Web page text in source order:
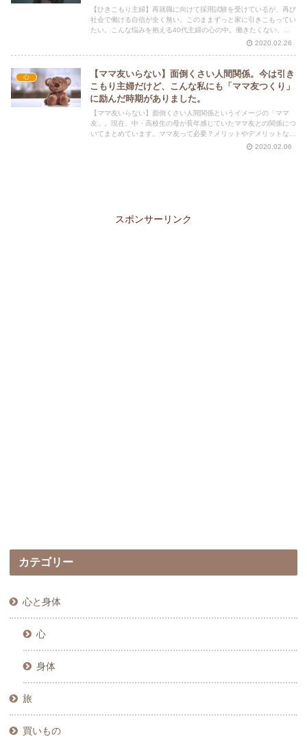
【ひきこもり主婦】再就職に向けて採用試験を受けているが、再び
社会で働ける自信が全く無い。このままずっと家に引きこもってい
たい。こんな悩みを抱える40代主婦の心の中。働きたくない、し
かし生活費、学費のために働きに出なくては。働くのイヤだなー。
2020.02.26
心
【ママ友いらない】面倒くさい人間関係。今は引き
こもり主婦だけど、こんな私にも「ママ友つくり」
に励んだ時期がありました。
【ママ友いらない】面倒くさい人間関係というイメージの「ママ
友」。現在、中・高校生の母が長年感じていたママ友との関係につ
いてまとめています。ママ友って必要？メリットやデメリットな
ど。今、現在ママ友について悩んでいる人に是非読んでいただきた
2020.02.06
スポンサーリンク
カテゴリー
心と身体
心
身体
旅
買いもの